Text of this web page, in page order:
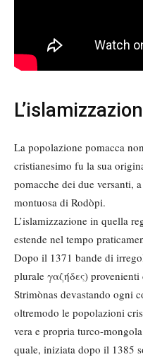
La popolazione pomacca
cristianesimo fu la sua
pomacche dei due versanti,
montuosa di Rodòpi.
L’islamizzazione in quella
estende nel tempo
Dopo il 1371 bande di
plurale γαζήδες)
Strimònas devastando ogni
oltremodo le popolazioni
vera e propria turco-
quale, iniziata dopo il 1385